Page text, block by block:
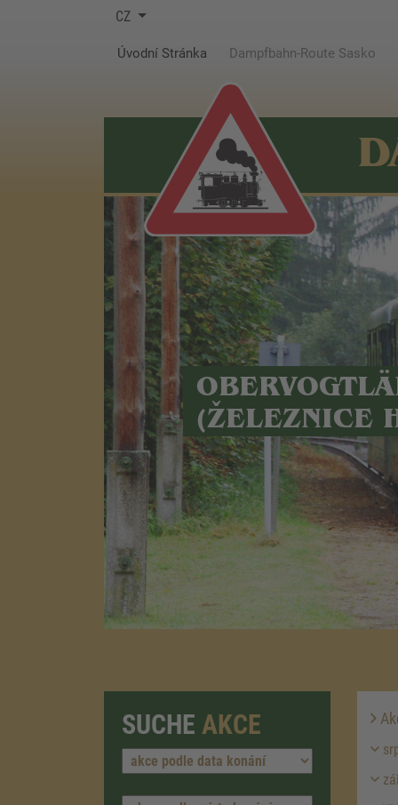
CZ
Úvodní Stránka (current)
Dampfbahn-Route Sasko
(ŽELEZNICE
SUCHE AKCE